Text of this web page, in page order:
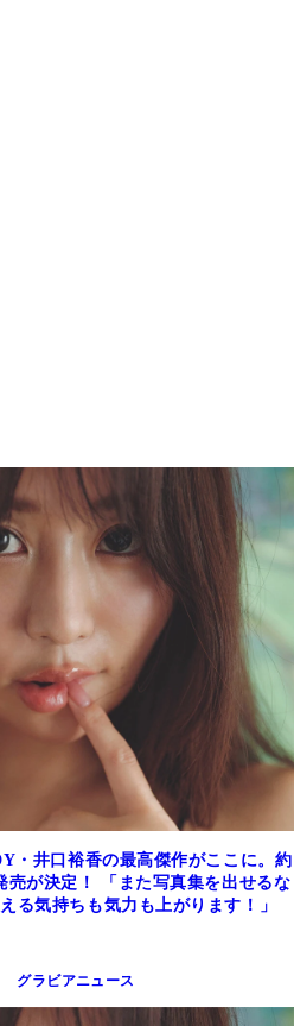
・井口裕香の最高傑作がここに。約
売が決定！ 「また写真集を出せるな
る気持ちも気力も上がります！」
グラビアニュース